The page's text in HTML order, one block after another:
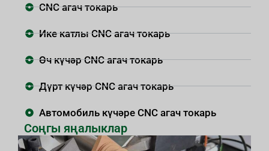
CNC агач токарь
Ике катлы CNC агач токарь
Өч күчәр CNC агач токарь
Дүрт күчәр CNC агач токарь
Автомобиль күчәре CNC агач токарь
Соңгы яңалыклар